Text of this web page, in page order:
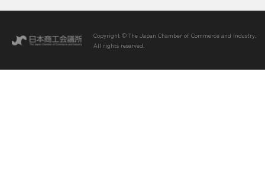
Copyright © The Japan Chamber of Commerce and Industry.
All rights reserved.